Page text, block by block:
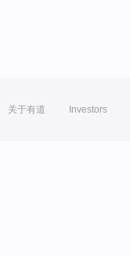
关于有道 Investors